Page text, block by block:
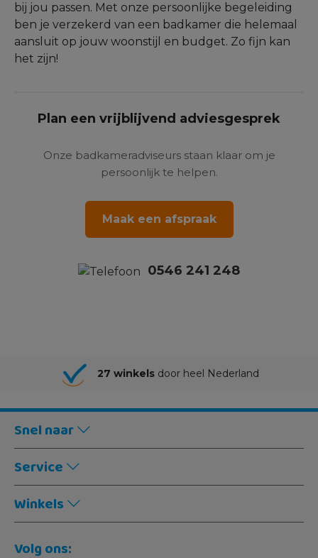
bij jou passen. Met onze persoonlijke begeleiding
ben je verzekerd van een badkamer die helemaal
aansluit op jouw woonstijl en budget. Zo fijn kan
het zijn!
Plan een vrijblijvend adviesgesprek
Onze badkameradviseurs staan klaar om je
persoonlijk te helpen.
Maak een afspraak
0546 241 248
27 winkels door heel Nederland
Snel naar
Service
Winkels
Volg ons: